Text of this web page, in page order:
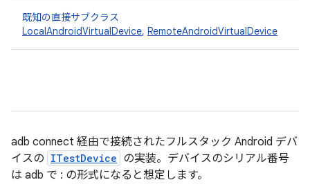
既知の直接サブクラス
LocalAndroidVirtualDevice, RemoteAndroidVirtualDevice
adb connect 経由で接続されたフルスタック Android デバ
イスの ITestDevice の実装。デバイスのシリアル番号
は adb で : の形式になると想定します。